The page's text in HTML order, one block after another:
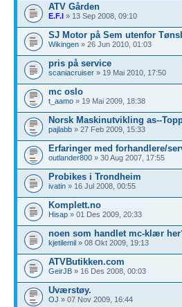
ATV Gården
E.F.I » 13 Sep 2008, 09:10
SJ Motor på Sem utenfor
Wikingen » 26 Jun 2010, 01:03
pris på service
scaniacruiser » 19 Mai 2010, 17:50
mc oslo
t_aamo » 19 Mai 2009, 18:38
Norsk Maskinutvikling as--
pajlabb » 27 Feb 2009, 15:33
Erfaringer med forhandlere/
outlander800 » 30 Aug 2007, 17:55
Probikes i Trondheim
ivatin » 16 Jul 2008, 00:55
Komplett.no
Hisap » 01 Des 2009, 20:33
noen som handlet mc-klær
kjetilemil » 08 Okt 2009, 19:13
ATVButikken.com
GeirJB » 16 Des 2008, 00:03
Uværstøy.
OJ » 07 Nov 2009, 16:44